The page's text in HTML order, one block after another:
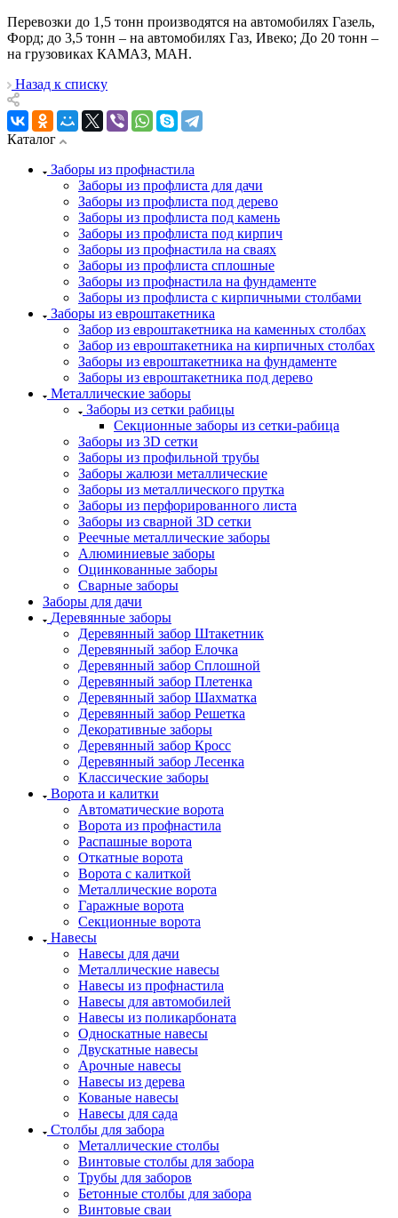
Перевозки до 1,5 тонн производятся на автомобилях Газель,
Форд; до 3,5 тонн – на автомобилях Газ, Ивеко; До 20 тонн –
на грузовиках КАМАЗ, МАН.
Назад к списку
Каталог
Заборы из профнастила
Заборы из профлиста для дачи
Заборы из профлиста под дерево
Заборы из профлиста под камень
Заборы из профлиста под кирпич
Заборы из профнастила на сваях
Заборы из профлиста сплошные
Заборы из профнастила на фундаменте
Заборы из профлиста с кирпичными столбами
Заборы из евроштакетника
Забор из евроштакетника на каменных столбах
Забор из евроштакетника на кирпичных столбах
Заборы из евроштакетника на фундаменте
Заборы из евроштакетника под дерево
Металлические заборы
Заборы из сетки рабицы
Секционные заборы из сетки-рабица
Заборы из 3D сетки
Заборы из профильной трубы
Заборы жалюзи металлические
Заборы из металлического прутка
Заборы из перфорированного листа
Заборы из сварной 3D сетки
Реечные металлические заборы
Алюминиевые заборы
Оцинкованные заборы
Сварные заборы
Заборы для дачи
Деревянные заборы
Деревянный забор Штакетник
Деревянный забор Елочка
Деревянный забор Сплошной
Деревянный забор Плетенка
Деревянный забор Шахматка
Деревянный забор Решетка
Декоративные заборы
Деревянный забор Кросс
Деревянный забор Лесенка
Классические заборы
Ворота и калитки
Автоматические ворота
Ворота из профнастила
Распашные ворота
Откатные ворота
Ворота с калиткой
Металлические ворота
Гаражные ворота
Секционные ворота
Навесы
Навесы для дачи
Металлические навесы
Навесы из профнастила
Навесы для автомобилей
Навесы из поликарбоната
Односкатные навесы
Двускатные навесы
Арочные навесы
Навесы из дерева
Кованые навесы
Навесы для сада
Столбы для забора
Металлические столбы
Винтовые столбы для забора
Трубы для заборов
Бетонные столбы для забора
Винтовые сваи